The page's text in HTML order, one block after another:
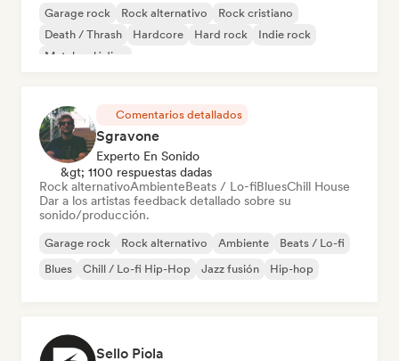
Garage rock Rock alternativo
Rock cristiano
Death / Thrash
Hardcore Hard rock
Indie rock
Metal melódico
Comentarios detallados
Sgravone
Experto En Sonido
&gt; 1100 respuestas dadas
Rock alternativoAmbienteBeats / Lo-fiBluesChill House
Dar a los artistas feedback detallado sobre su
sonido/producción.
Garage rock Rock alternativo Ambiente
Beats / Lo-fi
Blues
Chill / Lo-fi Hip-Hop Jazz fusión Hip-hop
Sello Piola